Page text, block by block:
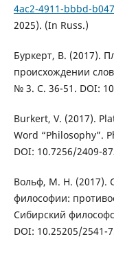
4ac2-4911-bbbd-
2025). (In Russ.)
Буркерт, В. (2017).
происхождении
№ 3. С. 36-51. DOI:
Burkert, V. (2017).
Word “Philosophy”.
DOI: 10.7256/2409-
Вольф, М. Н. (2017).
философии:
Сибирский
DOI: 10.25205/2541-